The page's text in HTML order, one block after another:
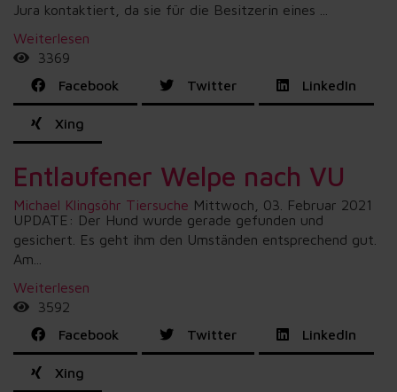
Jura kontaktiert, da sie für die Besitzerin eines ...
Weiterlesen
3369
Facebook
Twitter LinkedIn
Xing
Entlaufener Welpe nach VU
Michael Klingsöhr Tiersuche Mittwoch, 03. Februar 2021
UPDATE: Der Hund wurde gerade gefunden und
gesichert. Es geht ihm den Umständen entsprechend gut.
Am...
Weiterlesen
3592
Facebook
Twitter LinkedIn
Xing